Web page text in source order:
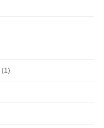
(1)